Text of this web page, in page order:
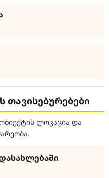
თავისებურებები
ლოკაცია და